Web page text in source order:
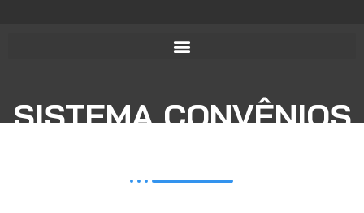
SISTEMA CONVÊNIOS